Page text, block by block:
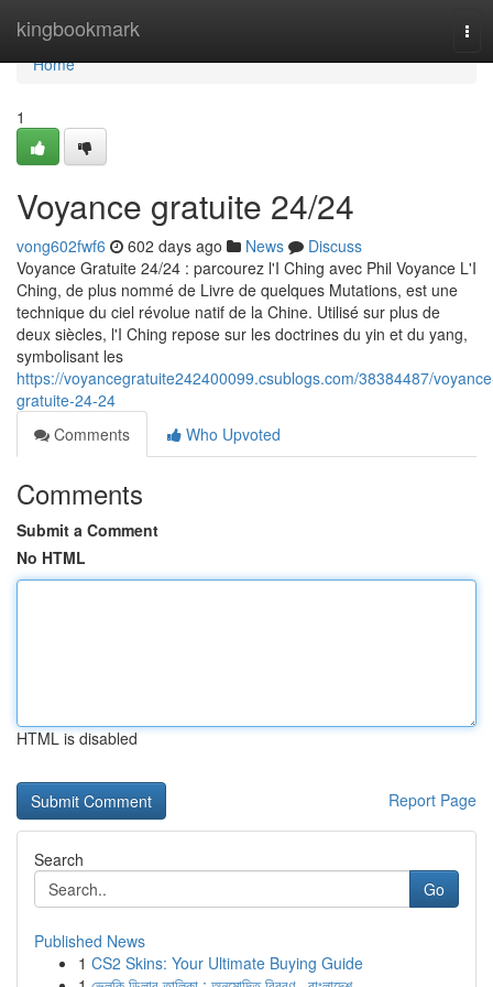
kingbookmark
Home
Home
1
Voyance gratuite 24/24
vong602fwf6 602 days ago News
Discuss
Voyance Gratuite 24/24 : parcourez l'I Ching avec Phil Voyance L'I
Ching, de plus nommé de Livre de quelques Mutations, est une
technique du ciel révolue natif de la Chine. Utilisé sur plus de
deux siècles, l'I Ching repose sur les doctrines du yin et du yang,
symbolisant les
https://voyancegratuite242400099.csublogs.com/38384487/
gratuite-24-24
Comments
Who Upvoted
Comments
Submit a Comment
No HTML
HTML is disabled
Report Page
Search
Go
Published News
1 CS2 Skins: Your Ultimate Buying Guide